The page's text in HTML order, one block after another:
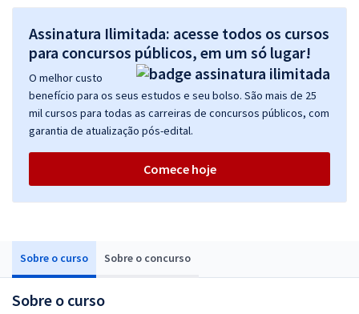
Sobre o curso Sobre o concurso
Sobre o curso
Assinatura Ilimitada: acesse todos os cursos
para concursos públicos, em um só lugar!
O melhor custo
benefício para os seus estudos e seu bolso. São mais de 25
mil cursos para todas as carreiras de concursos públicos, com
garantia de atualização pós-edital.
Comece hoje